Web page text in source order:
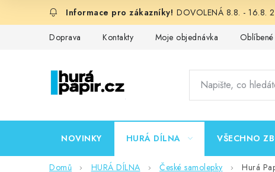
DOVOLENÁ 8.8. - 16.8.
Doprava Kontakty Moje objednávka
NOVINKY HURÁ DÍLNA VŠECHNO
Domů HURÁ DÍLNA České samolepky Hurá